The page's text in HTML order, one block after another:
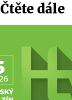
Čtěte dále